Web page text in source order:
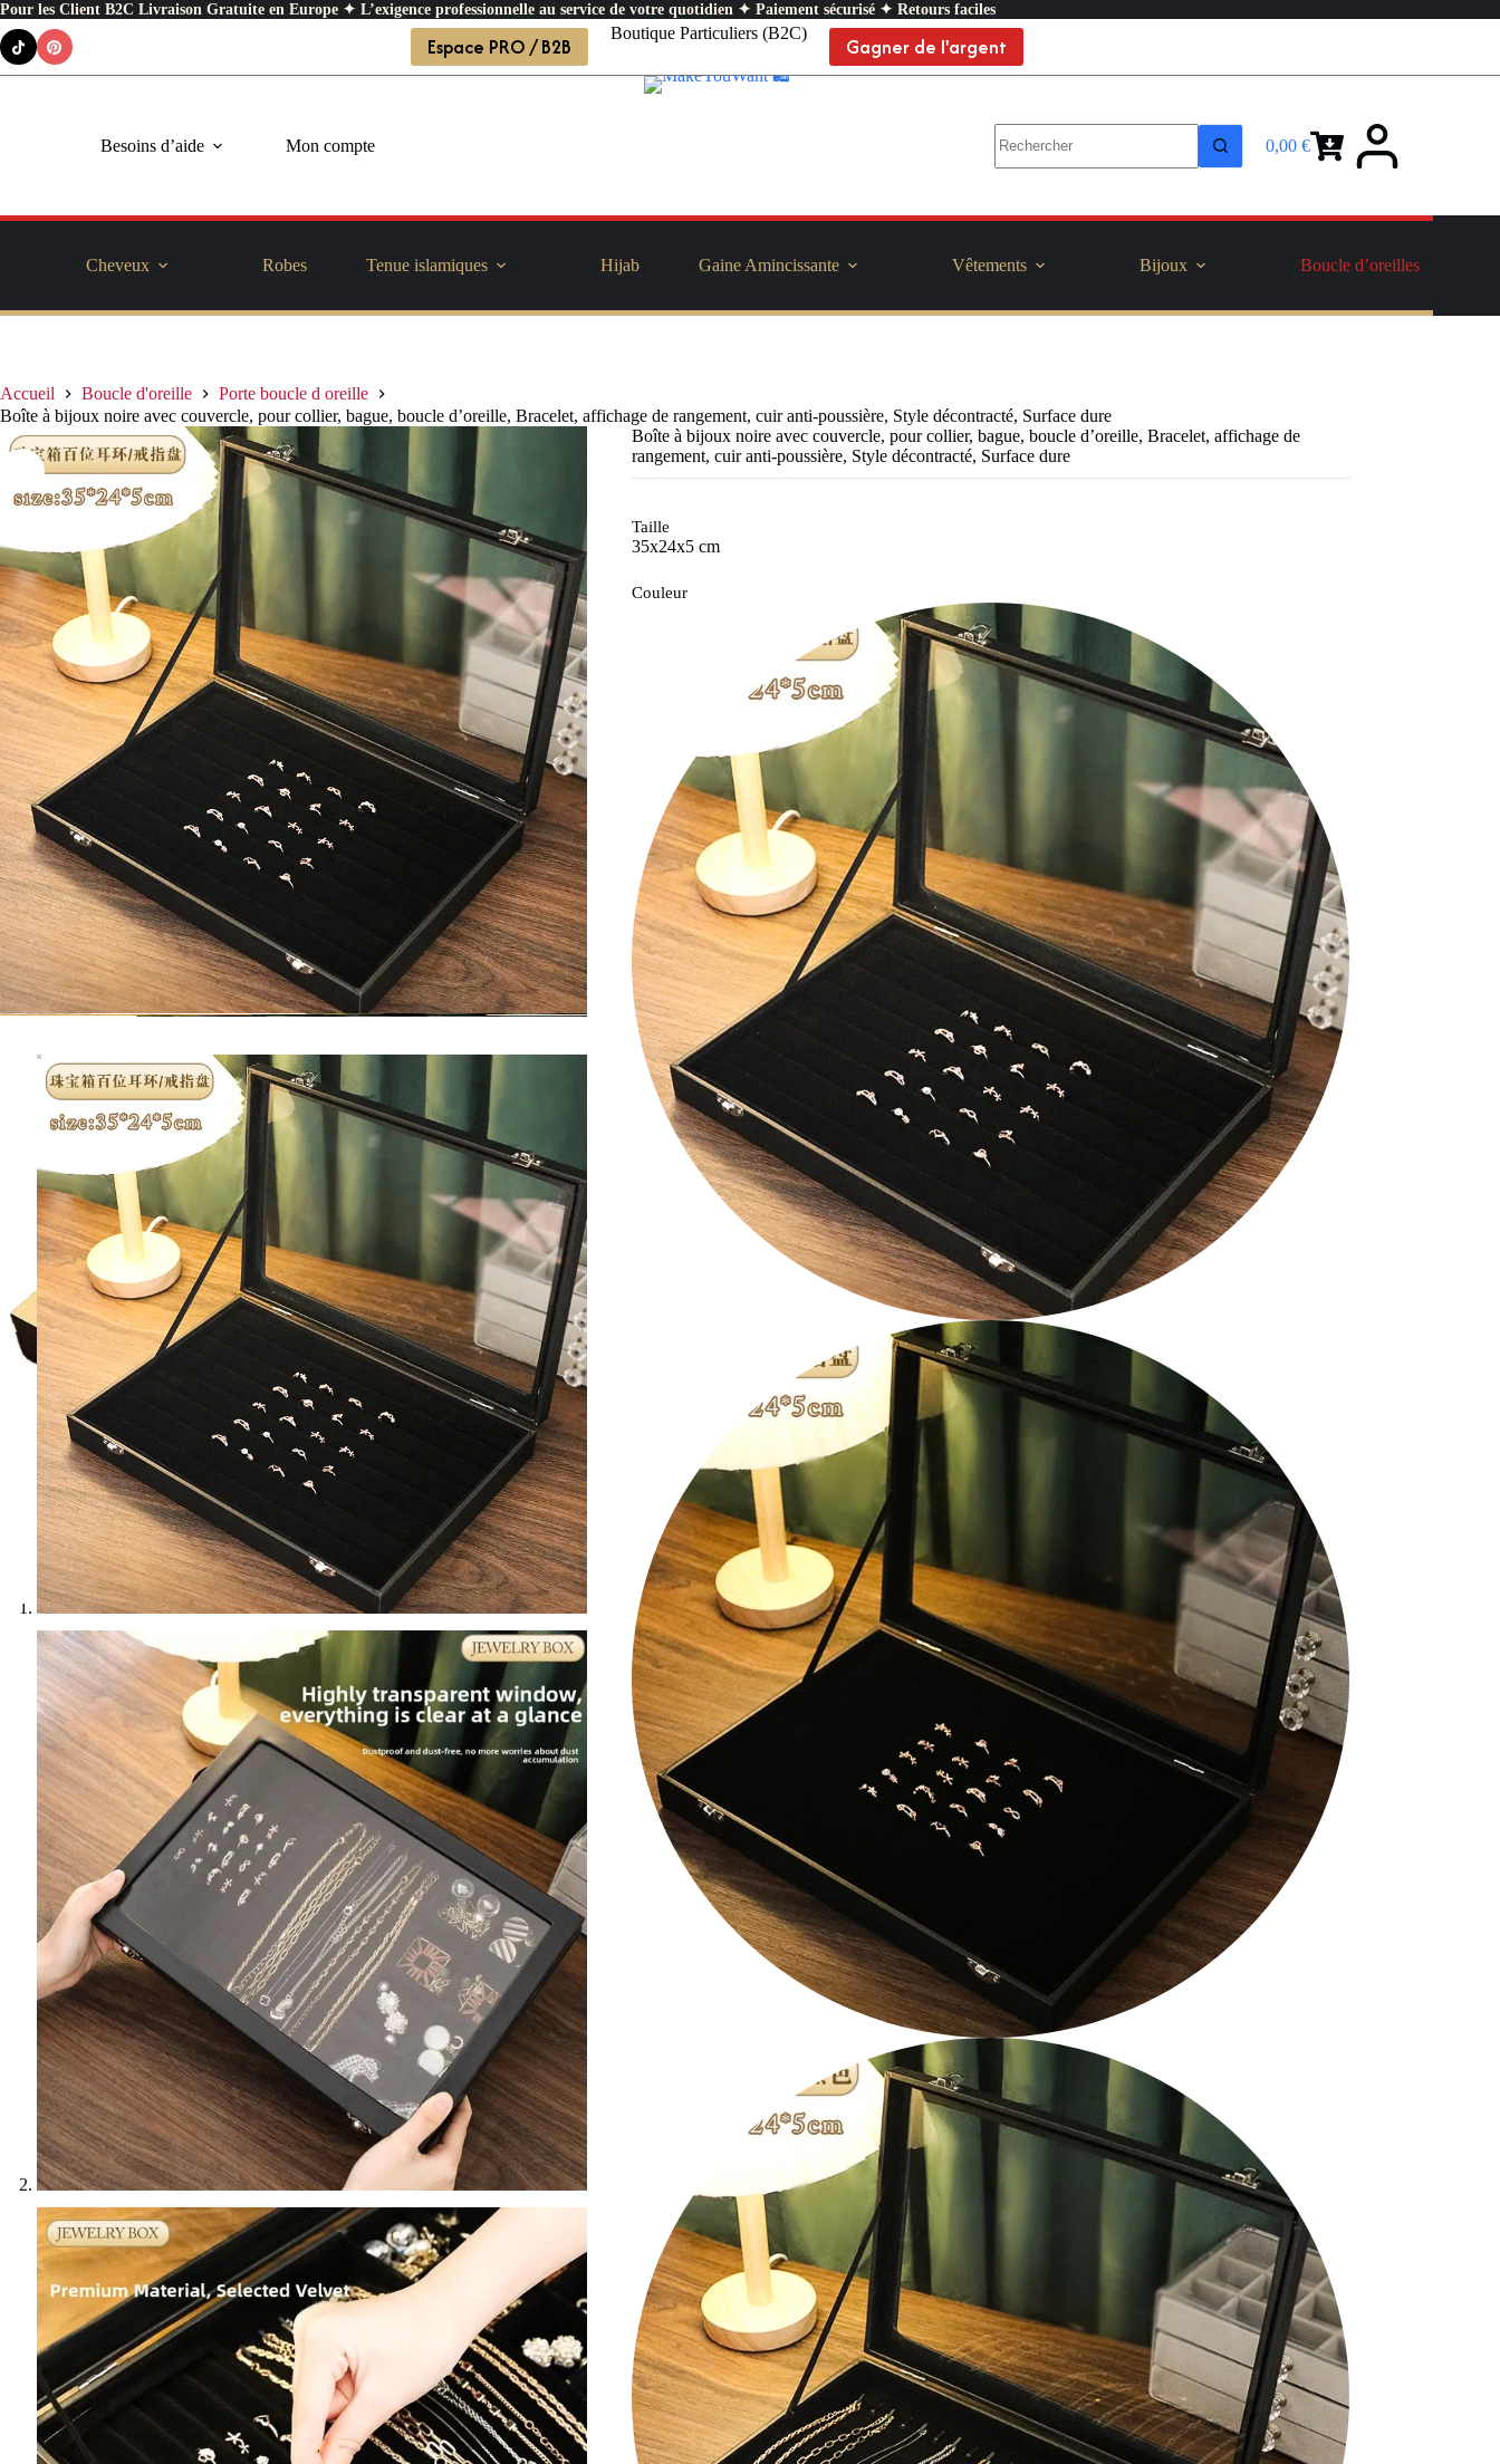
Pour les Client B2C Livraison Gratuite en Europe ✦ L’exigence professionnelle au service de votre quotidien ✦ Paiement sécurisé ✦ Retours faciles
Passer
au
contenu
Espace PRO / B2B Boutique Particuliers (B2C) Gagner de l'argent
Besoins d’aide Mon compte
Panier
0,00 €
Cheveux Robes Tenue islamiques Hijab Gaine Amincissante Vêtements Bijoux Boucle d’oreilles
Accueil Boucle d'oreille
Porte boucle d oreille
Boîte à bijoux noire avec couvercle, pour collier, bague, boucle d’oreille, Bracelet, affichage de rangement, cuir anti-poussière, Style décontracté, Surface dure
Boîte à bijoux noire avec couvercle, pour collier, bague, boucle d’oreille, Bracelet, affichage de
rangement, cuir anti-poussière, Style décontracté, Surface dure
Taille
35x24x5 cm
Couleur